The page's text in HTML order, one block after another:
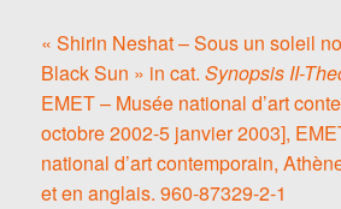
« Shirin Neshat – Sous un soleil
Black Sun » in cat.Synopsis II-
EMET – Musée national d’art
octobre 2002-5 janvier 2003],
national d’art contemporain,
et en anglais. 960-87329-2-1